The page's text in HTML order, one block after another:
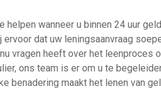
wanneer u binnen 24 uur
dat uw leningsaanvraag
vragen heeft over het leenproces
ons team is er om u te
benadering maakt het lenen van